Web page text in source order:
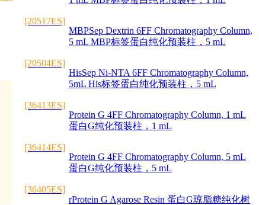
[20517ES]
MBPSep Dextrin 6FF Chromatography Column,
5 mL MBP标签蛋白纯化预装柱，5 mL
[20504ES]
HisSep Ni-NTA 6FF Chromatography Column,
5mL His标签蛋白纯化预装柱，5 mL
[36413ES]
Protein G 4FF Chromatography Column, 1 mL
蛋白G纯化预装柱，1 mL
[36414ES]
Protein G 4FF Chromatography Column, 5 mL
蛋白G纯化预装柱，5 mL
[36405ES]
rProtein G Agarose Resin 蛋白G琼脂糖纯化树